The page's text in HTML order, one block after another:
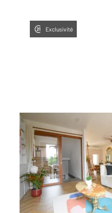
Exclusivité
VICHY 03
171,84 m2, 7 pièces
Ref : 1888
Appartement T7 à
375
Exceptionnel duplex